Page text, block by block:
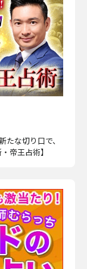
な切り口で、
帝王占術】